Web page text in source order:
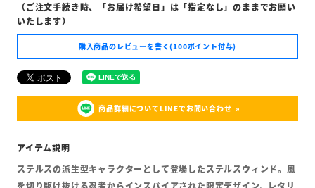
（ご注文手続き時、「お届け希望日」は「指定なし」のままでお願い
いたします）
購入商品のレビューを書く(100ポイント付与)
商品詳細についてLINEでお問い合わせ
ステルスの派生型キャラクターとして登場したステルスウィンド。風